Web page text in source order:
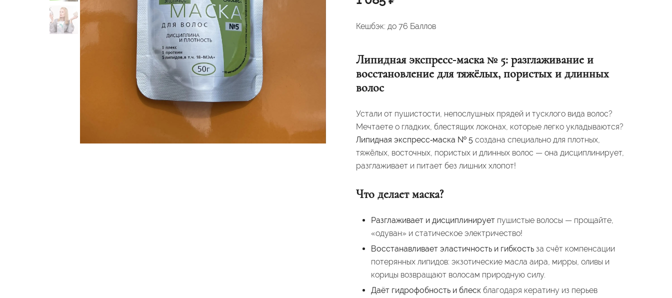
Кешбэк: до 76 Баллов
Липидная экспресс‑маска № 5: разглаживание и
восстановление для тяжёлых, пористых и длинных
волос
Устали от пушистости, непослушных прядей и тусклого вида волос?
Мечтаете о гладких, блестящих локонах, которые легко укладываются?
Липидная экспресс‑маска № 5 создана специально для плотных,
тяжёлых, восточных, пористых и длинных волос — она дисциплинирует,
разглаживает и питает без лишних хлопот!
Что делает маска?
Разглаживает и дисциплинирует пушистые волосы — прощайте,
«одуван» и статическое электричество!
Восстанавливает эластичность и гибкость за счёт компенсации
потерянных липидов: экзотические масла аира, мирры, оливы и
корицы возвращают волосам природную силу.
Даёт гидрофобность и блеск благодаря кератину из перьев